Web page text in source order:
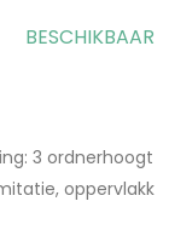
BESCHIKBAAR
3 ordnerhoogt
oppervlakk